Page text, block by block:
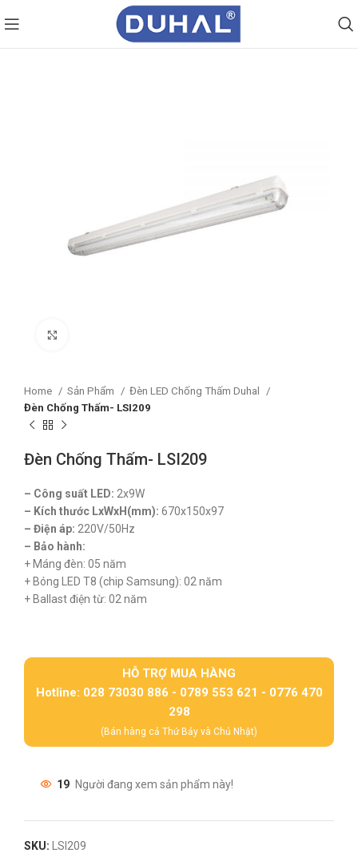
Home Sản Phẩm
Đèn LED Chống Thấm Duhal
Đèn Chống Thấm- LSI209
Đèn Chống Thấm- LSI209
– Công suất LED: 2x9W
– Kích thước LxWxH(mm): 670x150x97
– Điện áp: 220V/50Hz
– Bảo hành:
+ Máng đèn: 05 năm
+ Bóng LED T8 (chip Samsung): 02 năm
+ Ballast điện từ: 02 năm
HỖ TRỢ MUA HÀNG
Hotline: 028 73030 886 - 0789 553 621 - 0776 470
298
(Bán hàng cả Thứ Bảy và Chủ Nhật)
19 Người đang xem sản phẩm này!
SKU:
LSI209